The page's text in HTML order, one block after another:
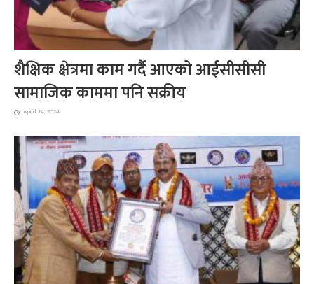
शैक्षिक क्षेत्रमा काम गर्दै आएको आईसीसीसी
सामाजिक काममा पनि सक्रीय
April 14, 2024